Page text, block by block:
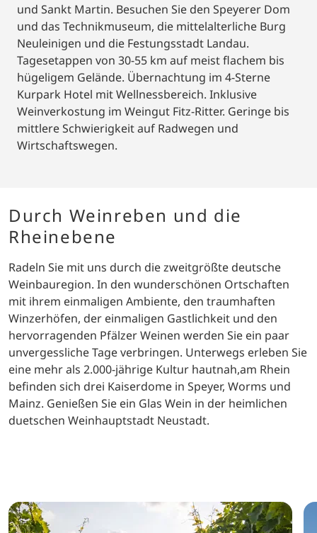
und Sankt Martin. Besuchen Sie den Speyerer Dom
und das Technikmuseum, die mittelalterliche Burg
Neuleinigen und die Festungsstadt Landau.
Tagesetappen von 30-55 km auf meist flachem bis
hügeligem Gelände. Übernachtung im 4-Sterne
Kurpark Hotel mit Wellnessbereich. Inklusive
Weinverkostung im Weingut Fitz-Ritter. Geringe bis
mittlere Schwierigkeit auf Radwegen und
Wirtschaftswegen.
Durch Weinreben und die
Rheinebene
Radeln Sie mit uns durch die zweitgrößte deutsche
Weinbauregion. In den wunderschönen Ortschaften
mit ihrem einmaligen Ambiente, den traumhaften
Winzerhöfen, der einmaligen Gastlichkeit und den
hervorragenden Pfälzer Weinen werden Sie ein paar
unvergessliche Tage verbringen. Unterwegs erleben Sie
eine mehr als 2.000-jährige Kultur hautnah,am Rhein
befinden sich drei Kaiserdome in Speyer, Worms und
Mainz. Genießen Sie ein Glas Wein in der heimlichen
duetschen Weinhauptstadt Neustadt.